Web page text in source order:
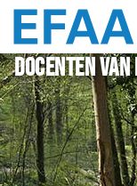
Docenten van